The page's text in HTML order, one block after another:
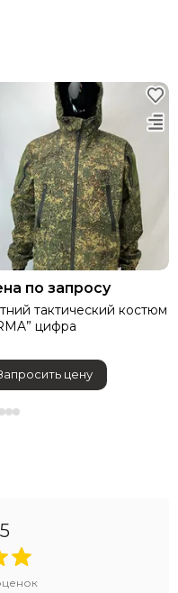
по запросу
тактический костюм
цифра
цену